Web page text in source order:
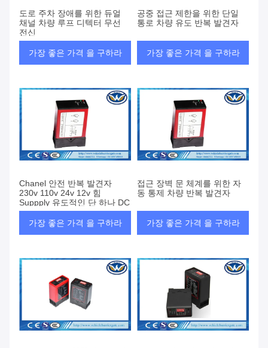
도로 주차 장애를 위한 듀얼
채널 차량 루프 디텍터 무선
전신
가장 좋은 가격 을 구하라
공중 접근 제한을 위한 단일
통로 차량 유도 반복 발견자
가장 좋은 가격 을 구하라
Chanel 안전 반복 발견자
230v 110v 24v 12v 힘
Suppply 유도적인 단 하나 DC
가장 좋은 가격 을 구하라
접근 장벽 문 체계를 위한 자
동 통제 차량 반복 발견자
가장 좋은 가격 을 구하라